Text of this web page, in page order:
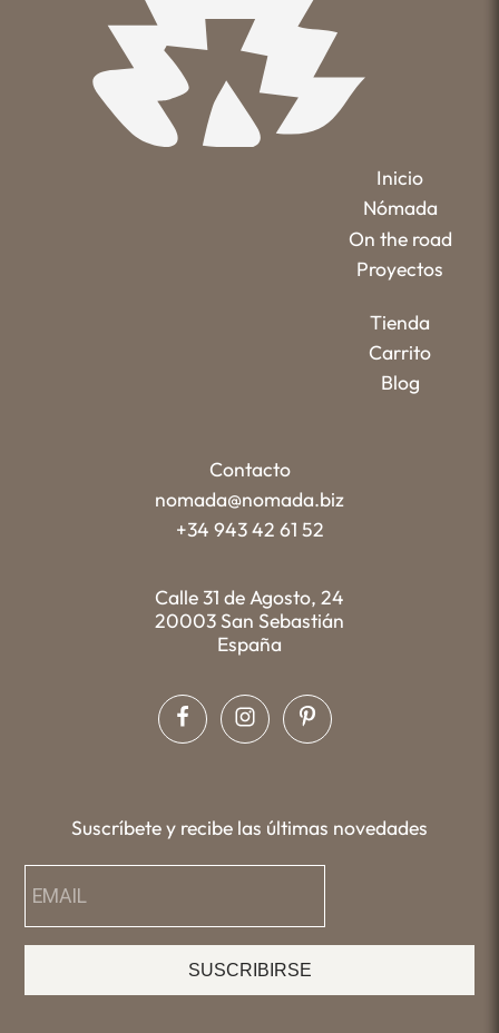
Inicio
Nómada
On the road
Proyectos
Tienda
Carrito
Blog
Contacto
nomada@nomada.biz
+34 943 42 61 52
Calle 31 de Agosto, 24
20003 San Sebastián
España
Suscríbete y recibe las últimas novedades
SUSCRIBIRSE